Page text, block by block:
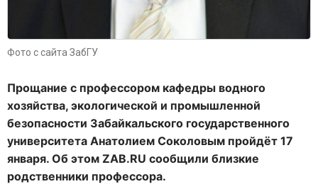
Фото с сайта ЗабГУ
Прощание с профессором кафедры водного
хозяйства, экологической и промышленной
безопасности Забайкальского государственного
университета Анатолием Соколовым пройдёт 17
января. Об этом ZAB.RU сообщили близкие
родственники профессора.